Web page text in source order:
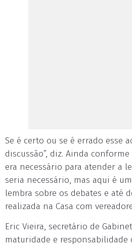
Se é certo ou se é errado esse
discussão”, diz. Ainda
era necessário para atender a
seria necessário, mas aqui é
lembra sobre os debates e até
realizada na Casa com
Eric Vieira, secretário de
maturidade e responsabilidade